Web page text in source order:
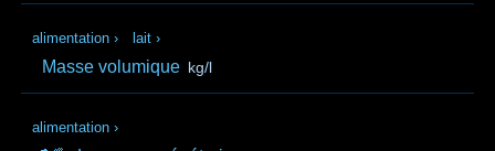
alimentation › lait ›
Masse volumique kg/l
alimentation ›